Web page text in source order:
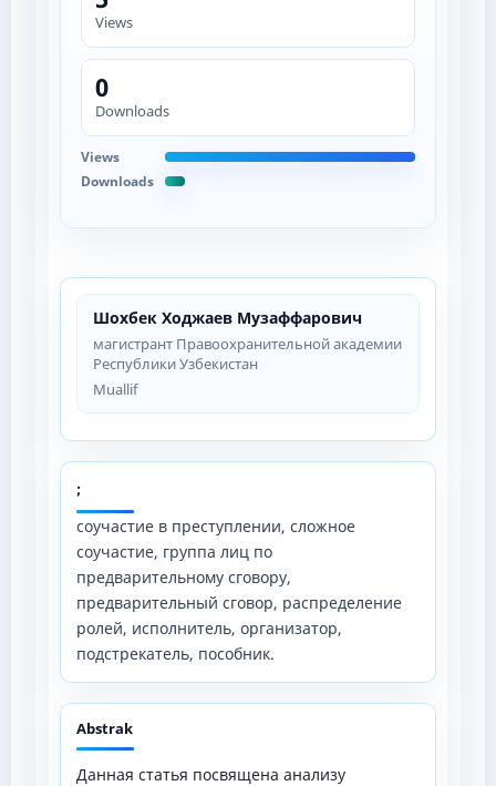
Шохбек Ходжаев Музаффарович
магистрант Правоохранительной академии
Республики Узбекистан
Muallif
;
соучастие в преступлении, сложное
соучастие, группа лиц по
предварительному сговору,
предварительный сговор, распределение
ролей, исполнитель, организатор,
подстрекатель, пособник.
Abstrak
Данная статья посвящена анализу
Views
0
Downloads
Views
Downloads